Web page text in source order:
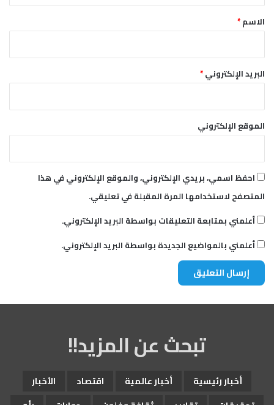
*الاسم*
البريد الإلكتروني*
الموقع الإلكتروني
احفظ اسمي، بريدي الإلكتروني، والموقع الإلكتروني في هذا
المتصفح لاستخدامها المرة المقبلة في تعليقي.
أعلمني بمتابعة التعليقات بواسطة البريد الإلكتروني.
أعلمني بالمواضيع الجديدة بواسطة البريد الإلكتروني.
تبحث عن المزيد!!
أخبار رئيسية أخبار عالمية اقتصاد
الأخبار